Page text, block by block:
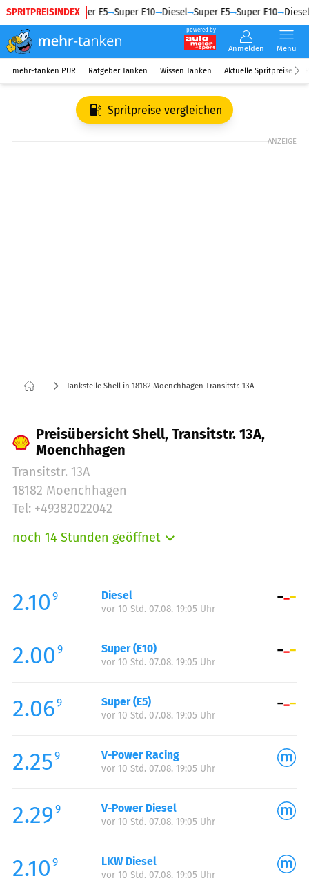
SPRITPREISINDEX
Diesel Super E5 Super E10 Diesel Super E5 Super E10 Diesel
powered by
Anmelden Menü
mehr-tanken PUR Ratgeber Tanken Wissen Tanken Aktuelle Spritpreise
Spritpreise vergleichen
ANZEIGE
Tankstelle Shell in 18182 Moenchhagen Transitstr. 13A
Preisübersicht Shell, Transitstr. 13A,
Moenchhagen
Transitstr. 13A
18182 Moenchhagen
Tel: +49382022042
noch 14 Stunden geöffnet
Mittwoch:
06:00-22:00
Donnerstag:
Samstag:
06:00-22:00
Sonntag:
2.10 9 Diesel
vor 10 Std. 07.08. 19:05 Uhr
2.00 9 Super (E10)
vor 10 Std. 07.08. 19:05 Uhr
2.069 Super (E5)
vor 10 Std. 07.08. 19:05 Uhr
2.259 V-Power Racing
vor 10 Std. 07.08. 19:05 Uhr
2.29 9 V-Power Diesel
vor 10 Std. 07.08. 19:05 Uhr
2.10 9 LKW Diesel
vor 10 Std. 07.08. 19:05 Uhr